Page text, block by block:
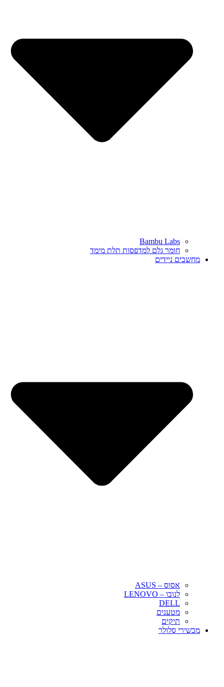
Bambu Labs
חומר גלם למדפסות תלת מימד
מחשבים ניידים
אסוס – ASUS
לנובו – LENOVO
DELL
מטענים
תיקים
מכשירי סלולר